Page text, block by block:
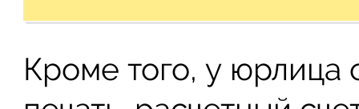
Кроме того, у юрлица